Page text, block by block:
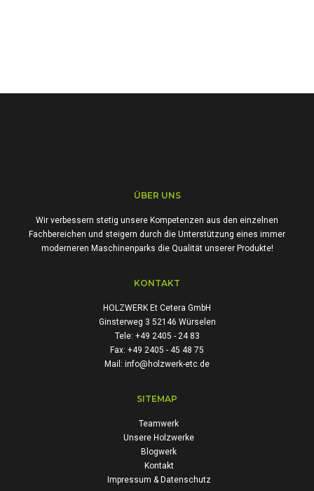
ÜBER UNS
Wir verbessern stetig unsere Kompetenzen aus den einzelnen
Fachbereichen und steigern durch die Unterstützung eines immer
moderneren Maschinenparks die Qualität unserer Produkte!
KONTAKT
HOLZWERK Et Cetera GmbH
Ginsterweg 3 52146 Würselen
Tele: +49 2405 - 24 83
Fax: +49 2405 - 45 48 75
Mail: info@holzwerk-etc.de
SITEMAP
Teamwerk
Unsere Holzwerke
Blogwerk
Kontakt
Impressum & Datenschutz